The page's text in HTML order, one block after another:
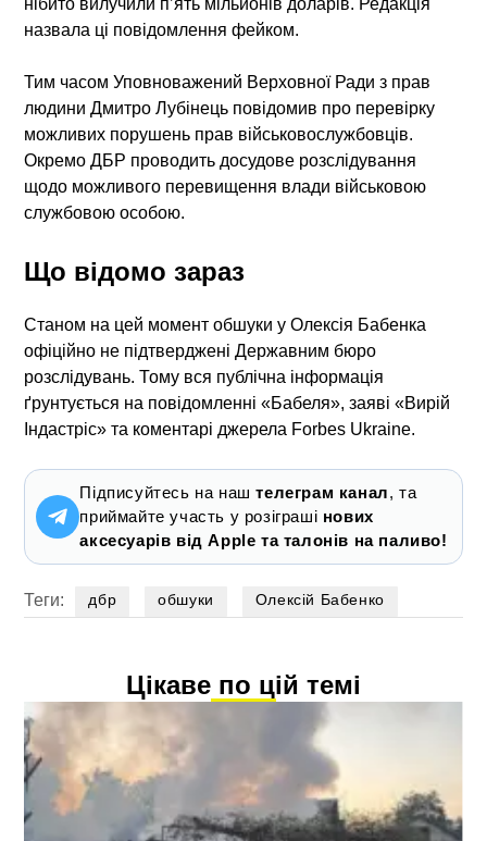
назвала ці повідомлення фейком.
Тим часом Уповноважений Верховної Ради з прав
людини Дмитро Лубінець повідомив про перевірку
можливих порушень прав військовослужбовців.
Окремо ДБР проводить досудове розслідування
щодо можливого перевищення влади військовою
службовою особою.
Що відомо зараз
Станом на цей момент обшуки у Олексія Бабенка
офіційно не підтверджені Державним бюро
розслідувань. Тому вся публічна інформація
ґрунтується на повідомленні «Бабеля», заяві «Вирій
Індастріс» та коментарі джерела Forbes Ukraine.
Підписуйтесь на наштелеграм канал, та
приймайте участь у розіграші нових
аксесуарів від Apple та талонів на паливо!
Теги: дбр обшуки Олексій Бабенко
Цікаве по цій темі